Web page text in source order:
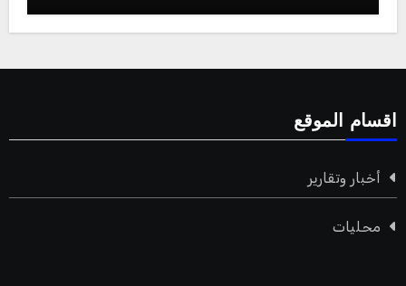
اقسام الموقع
أخبار وتقارير
محليات